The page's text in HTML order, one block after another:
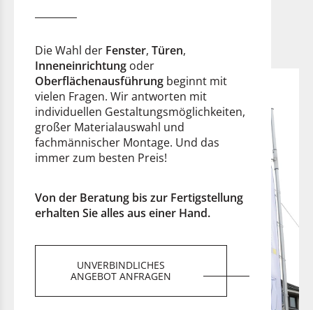
Die Wahl der Fenster, Türen,
Inneneinrichtung oder
Oberflächenausführung beginnt mit
vielen Fragen. Wir antworten mit
individuellen Gestaltungsmöglichkeiten,
großer Materialauswahl und
fachmännischer Montage. Und das
immer zum besten Preis!
Von der Beratung bis zur Fertigstellung
erhalten Sie alles aus einer Hand.
UNVERBINDLICHES
ANGEBOT ANFRAGEN